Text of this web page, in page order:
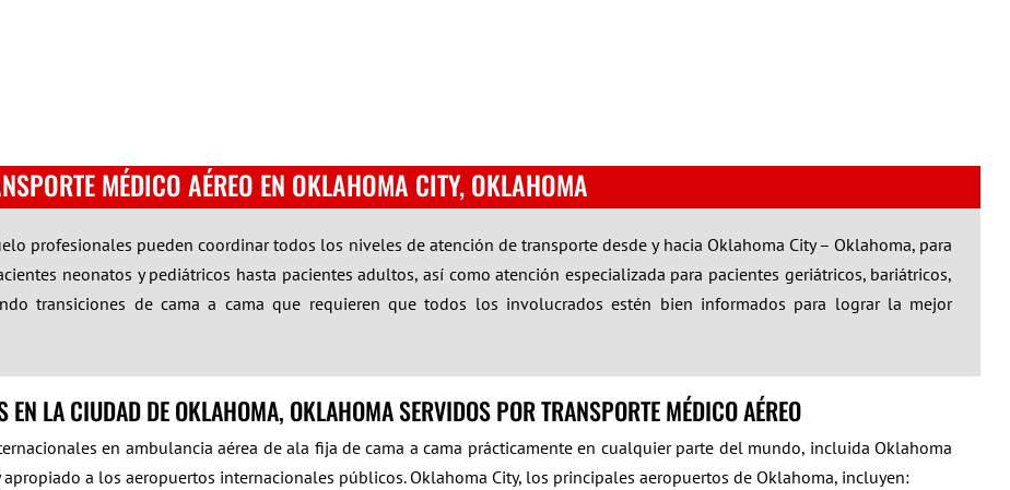
MÉDICO AÉREO EN OKLAHOMA CITY, OKLAHOMA
profesionales pueden coordinar todos los niveles de atención de transporte desde y hacia Oklahoma City – Oklahoma, para
neonatos y pediátricos hasta pacientes adultos, así como atención especializada para pacientes geriátricos, bariátricos,
transiciones de cama a cama que requieren que todos los involucrados estén bien informados para lograr la mejor
EN LA CIUDAD DE OKLAHOMA, OKLAHOMA SERVIDOS POR TRANSPORTE MÉDICO AÉREO
en ambulancia aérea de ala fija de cama a cama prácticamente en cualquier parte del mundo, incluida Oklahoma
apropiado a los aeropuertos internacionales públicos. Oklahoma City, los principales aeropuertos de Oklahoma, incluyen: